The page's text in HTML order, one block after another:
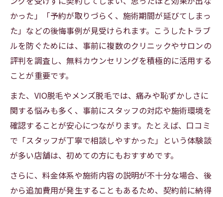
かった」「予約が取りづらく、施術期間が延びてしまっ
た」などの後悔事例が見受けられます。こうしたトラブ
ルを防ぐためには、事前に複数のクリニックやサロンの
評判を調査し、無料カウンセリングを積極的に活用する
ことが重要です。
また、VIO脱毛やメンズ脱毛では、痛みや恥ずかしさに
関する悩みも多く、事前にスタッフの対応や施術環境を
確認することが安心につながります。たとえば、口コミ
で「スタッフが丁寧で相談しやすかった」という体験談
が多い店舗は、初めての方にもおすすめです。
さらに、料金体系や施術内容の説明が不十分な場合、後
から追加費用が発生することもあるため、契約前に納得